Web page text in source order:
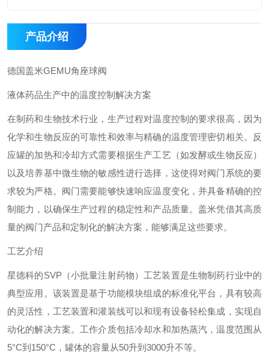
产品介绍
德国盖米GEMU角座球阀
液体药品生产中的温度控制解决方案
在制药和生物技术行业，生产过程对温度控制的要求很高，因为
化学和生物反应的可靠性和效率与精确的温度管理密切相关。反
应罐的加热和冷却方式需要根据生产工艺（如发酵或生物反应）
以及培养基中微生物的敏感性进行选择，这使得对阀门系统的要
求较为严格。阀门需要能够快速响应温度变化，并具备精确的控
制能力，以确保生产过程的稳定性和产品质量。盖米凭借其高质
量的阀门产品和定制化的解决方案，能够满足这些要求。
工艺介绍
星德科的SVP（小批量注射药物）工艺装置是生物制药行业中的
典型应用。该装置是基于功能模块组成的标准化平台，具有较高
的灵活性，工艺装置和灌装线可以和现有设备轻松集成，实现自
动化的解决方案。工作介质包括冷却水和加热蒸汽，温度范围从
5°C到150°C，罐体的容量从50升到3000升不等。